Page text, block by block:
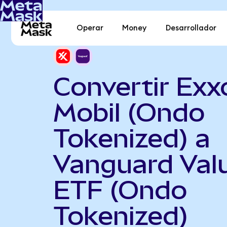
Operar Money Desarrollador
Convertir
Mobil (Ondo
Tokenized) a
Vanguard
ETF (Ondo
Tokenized)